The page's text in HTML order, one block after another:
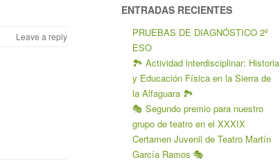
Leave a reply
ENTRADAS RECIENTES
PRUEBAS DE DIAGNÓSTICO 2º
ESO
🏞️ Actividad interdisciplinar: Historia
y Educación Física en la Sierra de
la Alfaguara 🏞️
🎭 Segundo premio para nuestro
grupo de teatro en el XXXIX
Certamen Juvenil de Teatro Martín
García Ramos 🎭